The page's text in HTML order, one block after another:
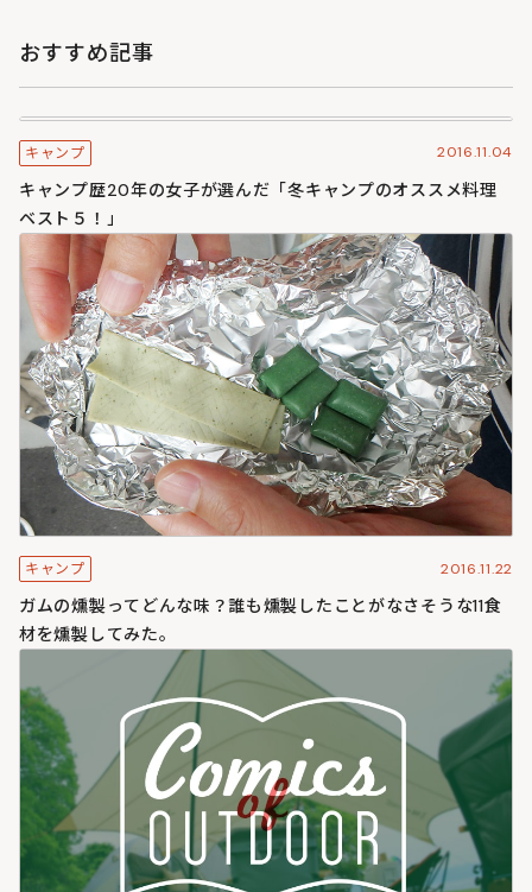
おすすめ記事
キャンプ 2016.11.04
キャンプ歴20年の女子が選んだ「冬キャンプのオススメ料理
ベスト５！」
キャンプ 2016.11.22
ガムの燻製ってどんな味？誰も燻製したことがなさそうな11食
材を燻製してみた。